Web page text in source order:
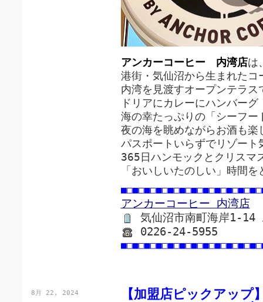
アンカーコーヒー 内湾店は
港街・気仙沼から生まれたコ
内湾を見渡すオープンテラス
ドリアにカレーにハンバーグ
海の幸たっぷりの「シーフー
夜の海を眺めながらお酒も楽
パスポートいらずでリゾート
365日ハンモックとクリスマ
「おいしいたのしい」時間を
アンカーコーヒー 内湾店
気仙沼市南町海岸1-14
0226-24-5955
8月 22, 2024
【加盟店ピックアップ